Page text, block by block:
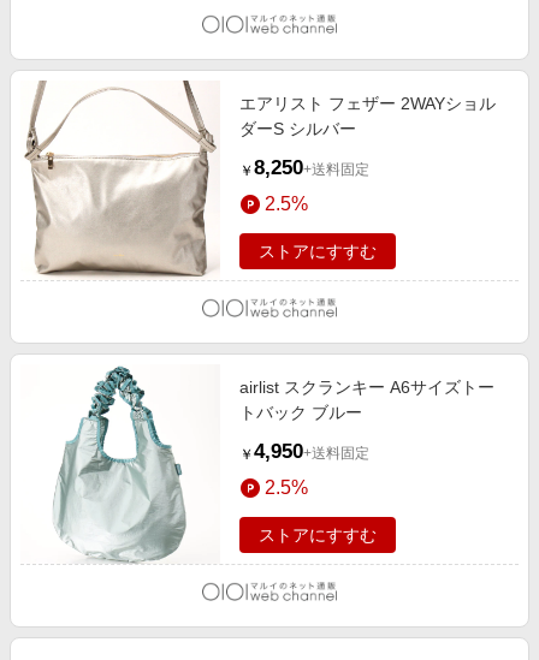
エアリスト フェザー 2WAYショル
ダーS シルバー
￥ 8,250+送料固定
2.5%
ストアにすすむ
airlist スクランキー A6サイズトー
トバック ブルー
￥ 4,950+送料固定
2.5%
ストアにすすむ